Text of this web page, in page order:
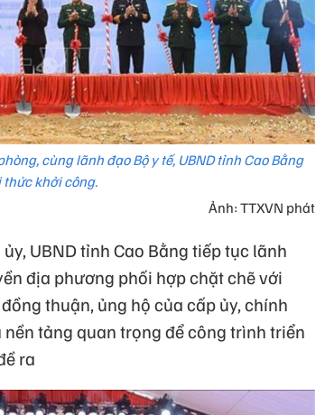
cùng lãnh đạo Bộ y tế, UBND tỉnh Cao Bằng
khởi công.
Ảnh: TTXVN phát
UBND tỉnh Cao Bằng tiếp tục lãnh
địa phương phối hợp chặt chẽ với
thuận, ủng hộ của cấp ủy, chính
tảng quan trọng để công trình triển
ra